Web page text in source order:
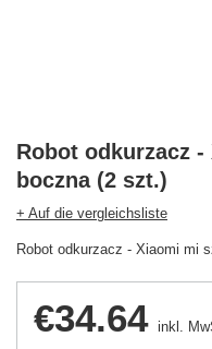
Robot odkurzacz
boczna (2 szt.)
+ Auf die vergleichsliste
Robot odkurzacz - Xiaomi mi
€34.64 inkl.